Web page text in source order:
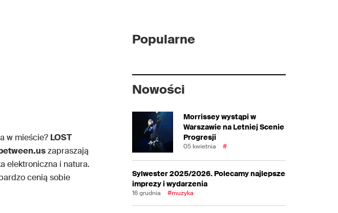
w mieście? LOST
zapraszają
elektroniczna i natura.
cenią sobie
Popularne
Nowości
Morrissey wystąpi w
Warszawie na Letniej Scenie
Progresji
05 kwietnia #
Sylwester 2025/2026. Polecamy najlepsze
imprezy i wydarzenia
16 grudnia #muzyka